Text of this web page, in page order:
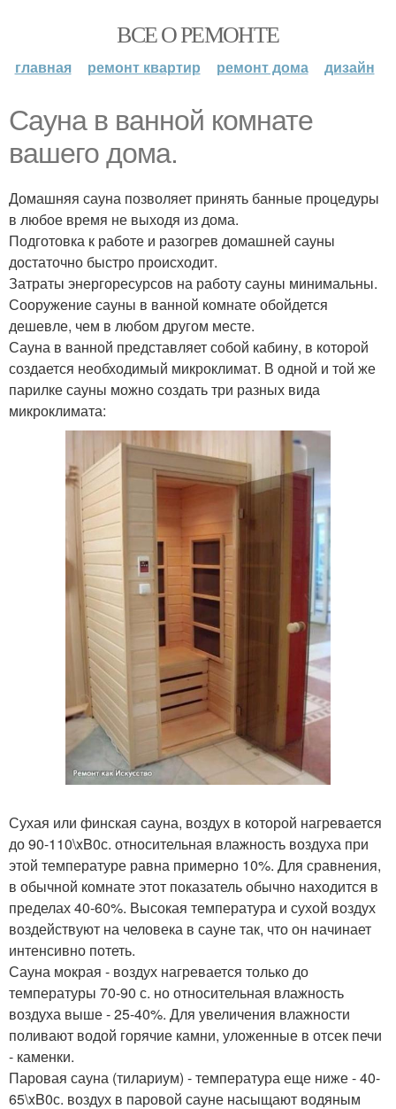
ВСЕ О РЕМОНТЕ
главная ремонт квартир ремонт дома дизайн
Сауна в ванной комнате
вашего дома.
Домашняя сауна позволяет принять банные процедуры
в любое время не выходя из дома.
Подготовка к работе и разогрев домашней сауны
достаточно быстро происходит.
Затраты энергоресурсов на работу сауны минимальны.
Сооружение сауны в ванной комнате обойдется
дешевле, чем в любом другом месте.
Сауна в ванной представляет собой кабину, в которой
создается необходимый микроклимат. В одной и той же
парилке сауны можно создать три разных вида
микроклимата:
Сухая или финская сауна, воздух в которой нагревается
до 90-110\xB0с. относительная влажность воздуха при
этой температуре равна примерно 10%. Для сравнения,
в обычной комнате этот показатель обычно находится в
пределах 40-60%. Высокая температура и сухой воздух
воздействуют на человека в сауне так, что он начинает
интенсивно потеть.
Сауна мокрая - воздух нагревается только до
температуры 70-90 с. но относительная влажность
воздуха выше - 25-40%. Для увеличения влажности
поливают водой горячие камни, уложенные в отсек печи
- каменки.
Паровая сауна (тилариум) - температура еще ниже - 40-
65\xB0с. воздух в паровой сауне насыщают водяным